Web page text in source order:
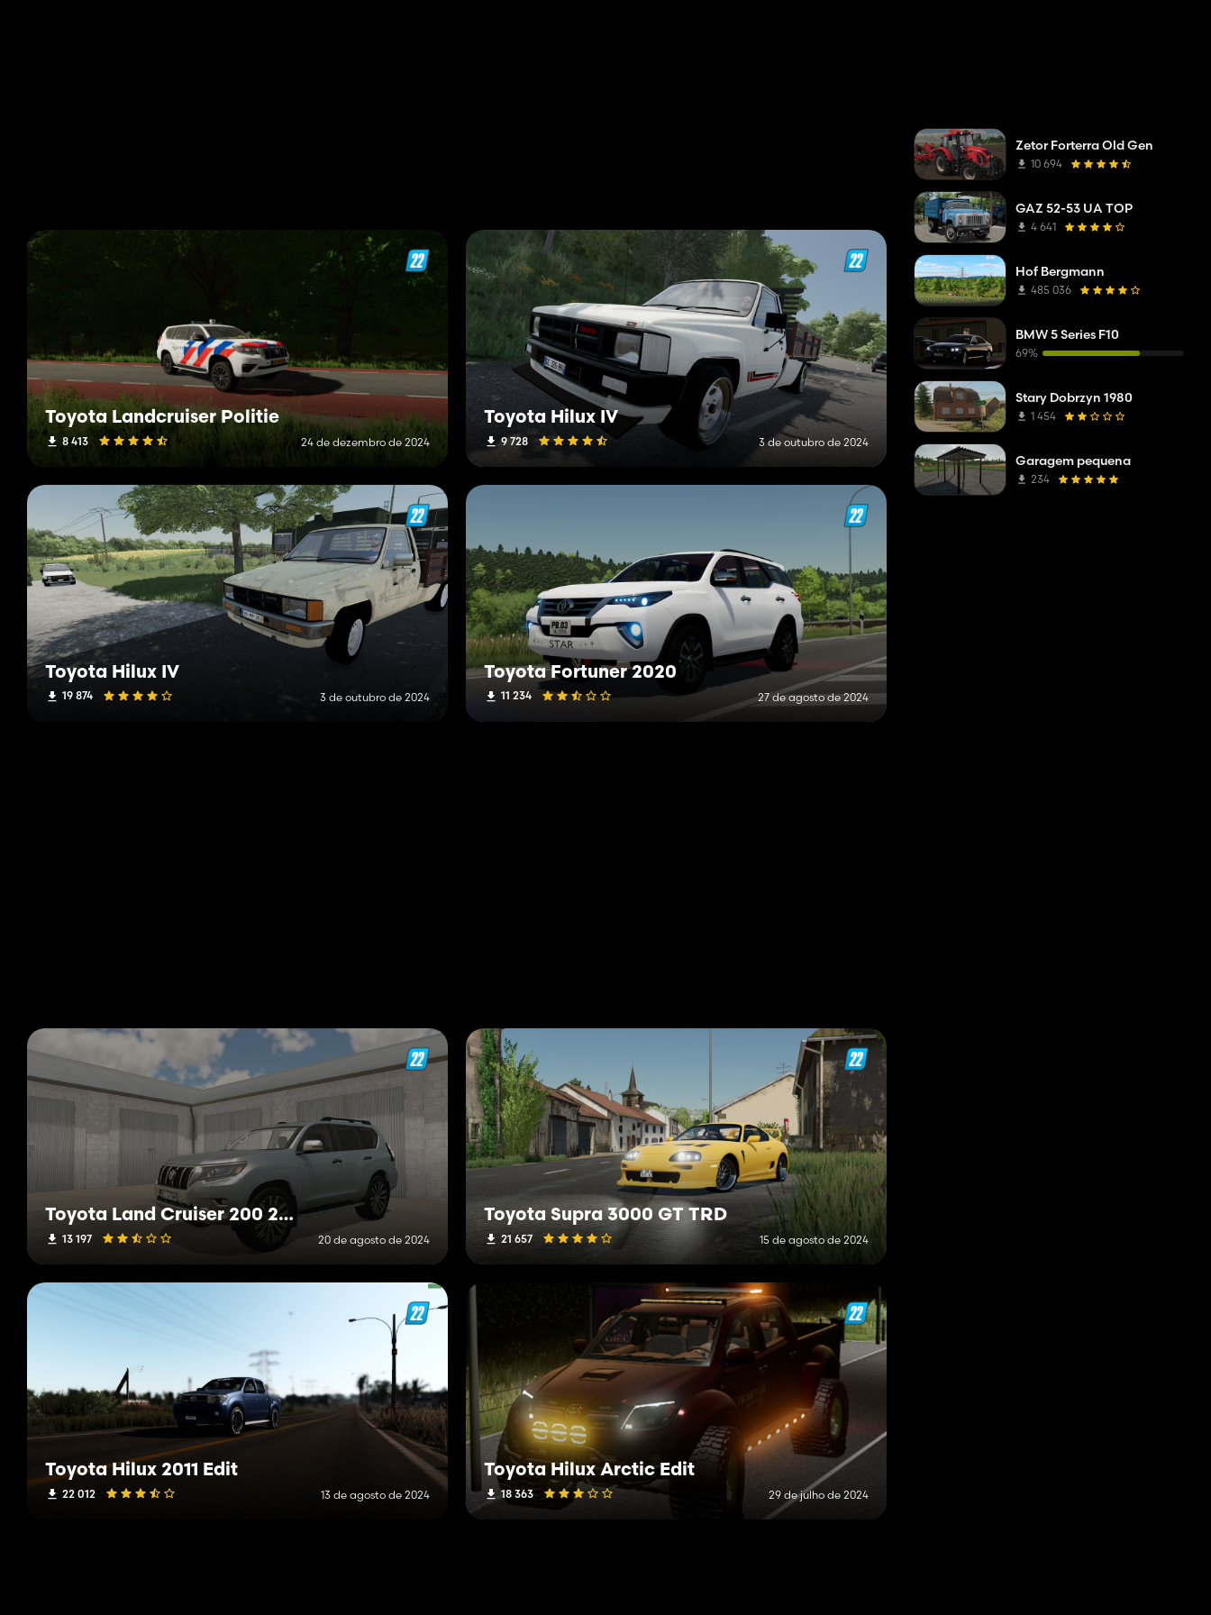
Toyota Landcruiser Politie
8 413 24 de dezembro de 2024
Toyota Hilux IV
9 728 3 de outubro de 2024
Toyota Hilux IV
19 874 3 de outubro de 2024
Toyota Fortuner 2020
11 234 27 de agosto de 2024
Toyota Land Cruiser 200 2013
13 197 20 de agosto de 2024
Toyota Supra 3000 GT TRD
21 657 15 de agosto de 2024
Toyota Hilux 2011 Edit
22 012 13 de agosto de 2024
Toyota Hilux Arctic Edit
18 363 29 de julho de 2024
Zetor Forterra Old Gen
10 694
GAZ 52-53 UA TOP
4 641
Hof Bergmann
485 036
BMW 5 Series F10
69%
Stary Dobrzyn 1980
1 454
Garagem pequena
234